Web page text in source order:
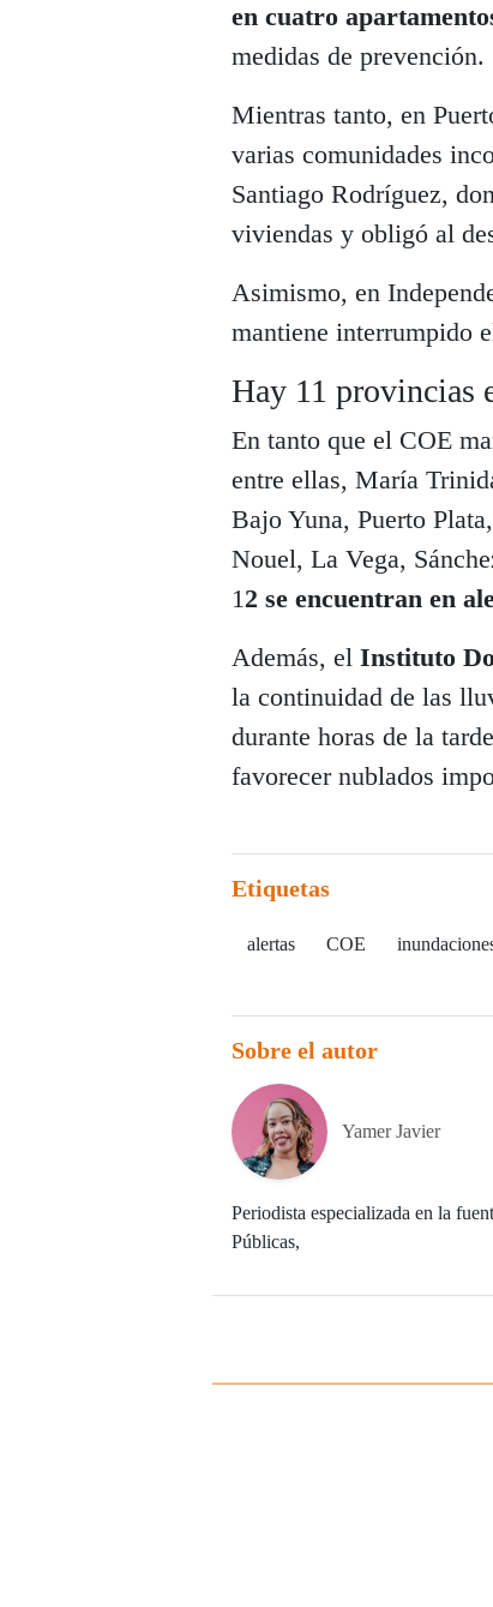
en cuatro
medidas de prevención.
Mientras tanto, en
varias comunidades
Santiago Rodríguez,
viviendas y obligó al
Asimismo, en
mantiene interrumpido
Hay 11 provincias
En tanto que el COE
entre ellas, María
Bajo Yuna, Puerto
Nouel, La Vega,
12 se encuentran en
Además, el Instituto
la continuidad de las
durante horas de la
favorecer nublados
Etiquetas
alertas COE
Sobre el autor
Yamer Javier
Periodista especializada en la
Públicas,